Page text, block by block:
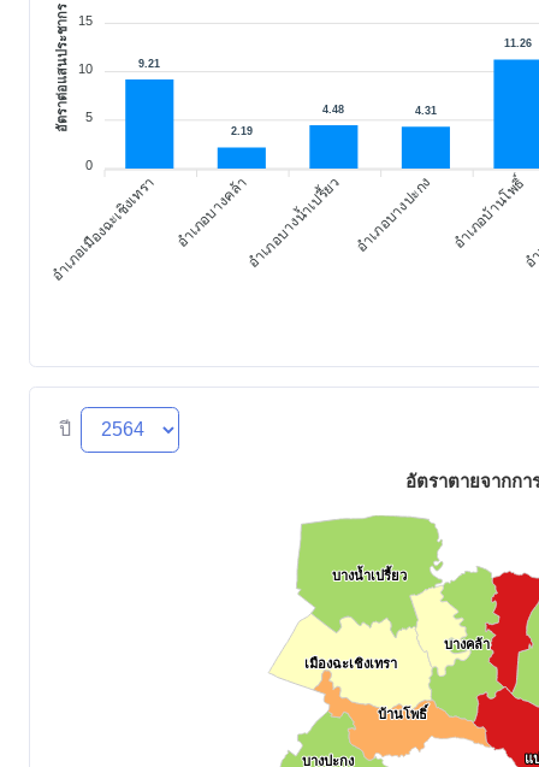
อำเภอเมืองฉะเชิงเทรา อำเภอบางคล้า อำเภอบางน้ำเปรี้ยว อำเภอบางปะกง อำเภอบ้านโพธิ์
9.21
2.19
4.48 4.31
11.26
15
10
5
0
อัตราต่อแสนประชากร
ปี